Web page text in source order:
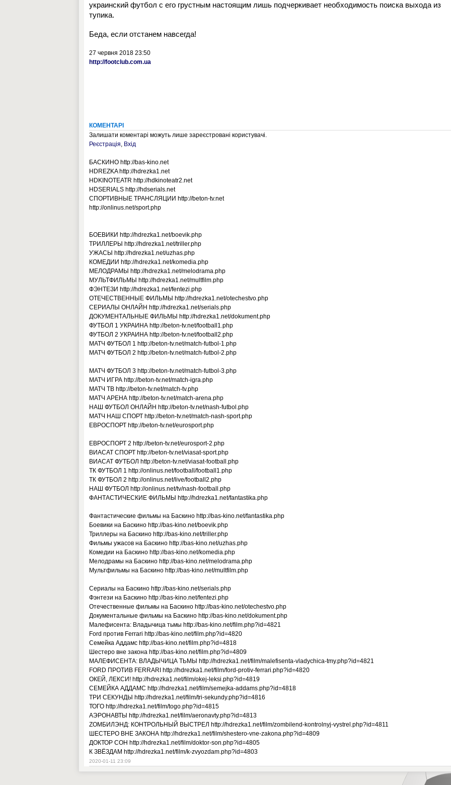
украинский футбол с его грустным настоящим лишь подчеркивает необходимость поиска выхода из
тупика.
Беда, если отстанем навсегда!
27 червня 2018 23:50
http://footclub.com.ua
КОМЕНТАРІ
Залишати коментарі можуть лише зареєстровані користувачі.
Реєстрація, Вхід
БАСКИНО http://bas-kino.net
HDREZKA http://hdrezka1.net
HDKINOTEATR http://hdkinoteatr2.net
HDSERIALS http://hdserials.net
СПОРТИВНЫЕ ТРАНСЛЯЦИИ http://beton-tv.net
http://onlinus.net/sport.php
БОЕВИКИ http://hdrezka1.net/boevik.php
ТРИЛЛЕРЫ http://hdrezka1.net/triller.php
УЖАСЫ http://hdrezka1.net/uzhas.php
КОМЕДИИ http://hdrezka1.net/komedia.php
МЕЛОДРАМЫ http://hdrezka1.net/melodrama.php
МУЛЬТФИЛЬМЫ http://hdrezka1.net/multfilm.php
ФЭНТЕЗИ http://hdrezka1.net/fentezi.php
ОТЕЧЕСТВЕННЫЕ ФИЛЬМЫ http://hdrezka1.net/otechestvo.php
СЕРИАЛЫ ОНЛАЙН http://hdrezka1.net/serials.php
ДОКУМЕНТАЛЬНЫЕ ФИЛЬМЫ http://hdrezka1.net/dokument.php
ФУТБОЛ 1 УКРАИНА http://beton-tv.net/football1.php
ФУТБОЛ 2 УКРАИНА http://beton-tv.net/football2.php
МАТЧ ФУТБОЛ 1 http://beton-tv.net/match-futbol-1.php
МАТЧ ФУТБОЛ 2 http://beton-tv.net/match-futbol-2.php
МАТЧ ФУТБОЛ 3 http://beton-tv.net/match-futbol-3.php
МАТЧ ИГРА http://beton-tv.net/match-igra.php
МАТЧ ТВ http://beton-tv.net/match-tv.php
МАТЧ АРЕНА http://beton-tv.net/match-arena.php
НАШ ФУТБОЛ ОНЛАЙН http://beton-tv.net/nash-futbol.php
МАТЧ НАШ СПОРТ http://beton-tv.net/match-nash-sport.php
ЕВРОСПОРТ http://beton-tv.net/eurosport.php
ЕВРОСПОРТ 2 http://beton-tv.net/eurosport-2.php
ВИАСАТ СПОРТ http://beton-tv.net/viasat-sport.php
ВИАСАТ ФУТБОЛ http://beton-tv.net/viasat-football.php
ТК ФУТБОЛ 1 http://onlinus.net/football/football1.php
ТК ФУТБОЛ 2 http://onlinus.net/live/football2.php
НАШ ФУТБОЛ http://onlinus.net/tv/nash-football.php
ФАНТАСТИЧЕСКИЕ ФИЛЬМЫ http://hdrezka1.net/fantastika.php
Фантастические фильмы на Баскино http://bas-kino.net/fantastika.php
Боевики на Баскино http://bas-kino.net/boevik.php
Триллеры на Баскино http://bas-kino.net/triller.php
Фильмы ужасов на Баскино http://bas-kino.net/uzhas.php
Комедии на Баскино http://bas-kino.net/komedia.php
Мелодрамы на Баскино http://bas-kino.net/melodrama.php
Мультфильмы на Баскино http://bas-kino.net/multfilm.php
Сериалы на Баскино http://bas-kino.net/serials.php
Фэнтези на Баскино http://bas-kino.net/fentezi.php
Отечественные фильмы на Баскино http://bas-kino.net/otechestvo.php
Документальные фильмы на Баскино http://bas-kino.net/dokument.php
Малефисента: Владычица тьмы http://bas-kino.net/film.php?id=4821
Ford против Ferrari http://bas-kino.net/film.php?id=4820
Семейка Аддамс http://bas-kino.net/film.php?id=4818
Шестеро вне закона http://bas-kino.net/film.php?id=4809
МАЛЕФИСЕНТА: ВЛАДЫЧИЦА ТЬМЫ http://hdrezka1.net/film/malefisenta-vladychica-tmy.php?id=4821
FORD ПРОТИВ FERRARI http://hdrezka1.net/film/ford-protiv-ferrari.php?id=4820
ОКЕЙ, ЛЕКСИ! http://hdrezka1.net/film/okej-leksi.php?id=4819
СЕМЕЙКА АДДАМС http://hdrezka1.net/film/semejka-addams.php?id=4818
ТРИ СЕКУНДЫ http://hdrezka1.net/film/tri-sekundy.php?id=4816
ТОГО http://hdrezka1.net/film/togo.php?id=4815
АЭРОНАВТЫ http://hdrezka1.net/film/aeronavty.php?id=4813
ZОМБИЛЭНД: КОНТРОЛЬНЫЙ ВЫСТРЕЛ http://hdrezka1.net/film/zombilend-kontrolnyj-vystrel.php?id=4811
ШЕСТЕРО ВНЕ ЗАКОНА http://hdrezka1.net/film/shestero-vne-zakona.php?id=4809
ДОКТОР СОН http://hdrezka1.net/film/doktor-son.php?id=4805
К ЗВЁЗДАМ http://hdrezka1.net/film/k-zvyozdam.php?id=4803
2020-01-11 23:09